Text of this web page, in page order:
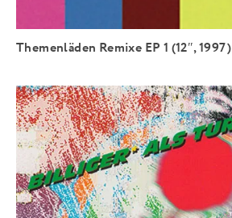
Themenläden Remixe EP 1 (12″, 1997)